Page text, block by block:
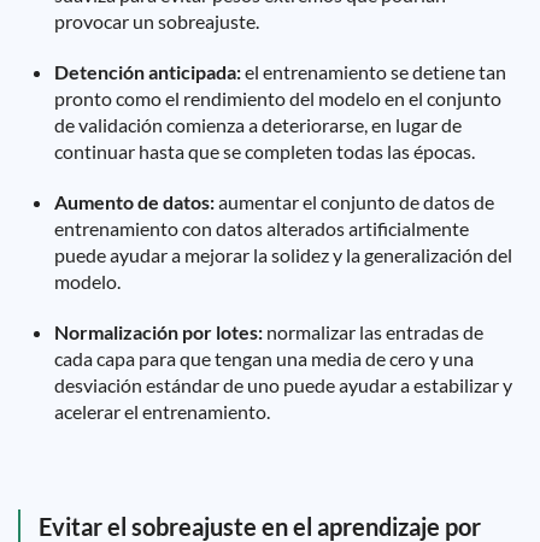
provocar un sobreajuste.
Detención anticipada:el entrenamiento se detiene tan
pronto como el rendimiento del modelo en el conjunto
de validación comienza a deteriorarse, en lugar de
continuar hasta que se completen todas las épocas.
Aumento de datos:aumentar el conjunto de datos de
entrenamiento con datos alterados artificialmente
puede ayudar a mejorar la solidez y la generalización del
modelo.
Normalización por lotes: normalizar las entradas de
cada capa para que tengan una media de cero y una
desviación estándar de uno puede ayudar a estabilizar y
acelerar el entrenamiento.
Evitar el sobreajuste en el aprendizaje por